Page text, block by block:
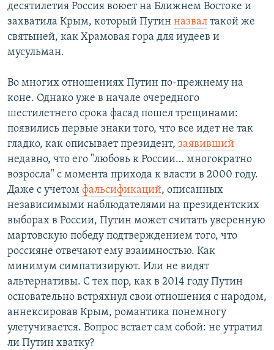
десятилетия Россия воюет на Ближнем Востоке и
захватила Крым, который Путин назвал такой же
святыней, как Храмовая гора для иудеев и
мусульман.
Во многих отношениях Путин по-прежнему на
коне. Однако уже в начале очередного
шестилетнего срока фасад пошел трещинами:
появились первые знаки того, что все идет не так
гладко, как описывает президент, заявивший
недавно, что его "любовь к России… многократно
возросла" с момента прихода к власти в 2000 году.
Даже с учетом фальсификаций, описанных
независимыми наблюдателями на президентских
выборах в России, Путин может считать уверенную
мартовскую победу подтверждением того, что
россияне отвечают ему взаимностью. Как
минимум симпатизируют. Или не видят
альтернативы. С тех пор, как в 2014 году Путин
основательно встряхнул свои отношения с народом,
аннексировав Крым, романтика понемногу
улетучивается. Вопрос встает сам собой: не утратил
ли Путин хватку?